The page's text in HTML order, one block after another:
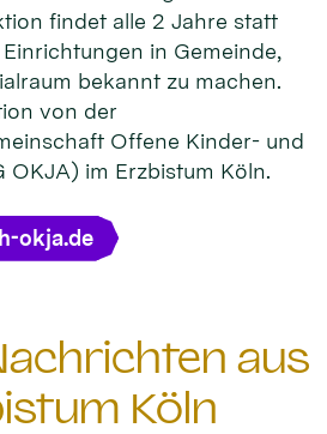
findet alle 2 Jahre statt
in Gemeinde,
bekannt zu machen.
von der
Offene Kinder- und
OKJA) im Erzbistum Köln.
okja.de
aus
Köln